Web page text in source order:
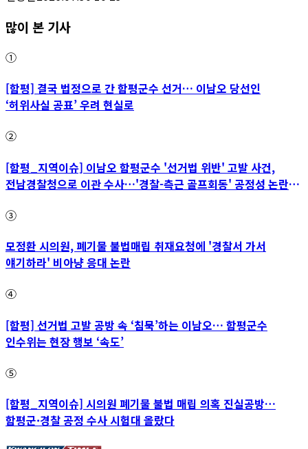
많이 본 기사
①
[함평] 결국 법정으로 간 함평군수 선거… 이남오 당선인
‘허위사실 공표’ 우려 현실로
②
[함평_지역이슈] 이남오 함평군수 '선거법 위반' 고발 사건,
전남경찰청으로 이관 수사…'경찰-측근 골프회동' 공정성 논란
③
모정환 시의원, 폐기물 불법매립 취재요청에 '경찰서 가서
얘기하라' 비아냥 응대 논란
④
[함평] 선거법 고발 공방 속 ‘침묵’하는 이남오… 함평군수
인수위는 현장 행보 ‘속도’
⑤
[함평_지역이슈] 시의원 폐기물 불법 매립 의혹 진실공방…
함평군·경찰 공정 수사 시험대 올랐다